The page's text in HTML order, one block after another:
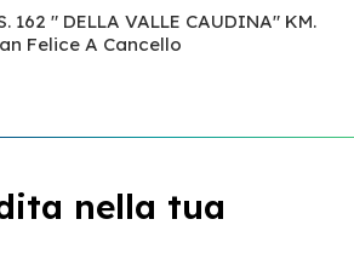
162 " DELLA VALLE CAUDINA" KM.
Felice A Cancello
nella tua